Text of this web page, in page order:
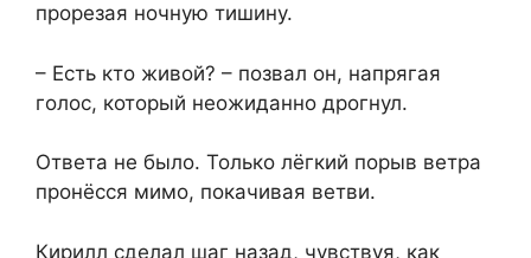
прорезая ночную тишину.
– Есть кто живой? – позвал он, напрягая
голос, который неожиданно дрогнул.
Ответа не было. Только лёгкий порыв ветра
пронёсся мимо, покачивая ветви.
Кирилл сделал шаг назад, чувствуя, как